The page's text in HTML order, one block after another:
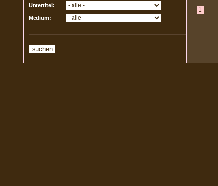
Untertitel:
Medium:
1